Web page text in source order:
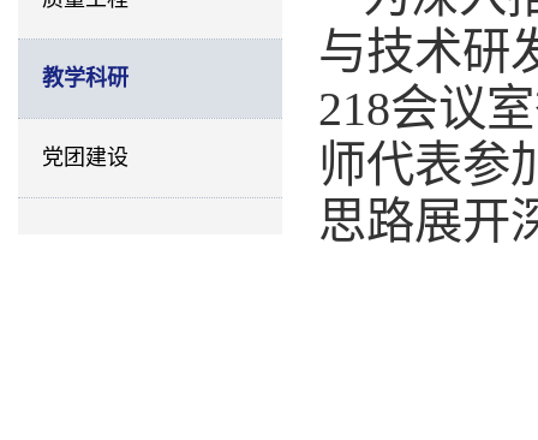
教学科研
党团建设
与技术研
218会议
师代表参
思路展开